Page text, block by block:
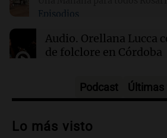
02:03
Airbnb acelera el
gracias a la inteligencia
Episodios
Audio. Orellana Lucca
de folclore en Córdoba
Audio.Trágico accidente
vehículos desde un puente
Podcast Últimas
Lo más visto